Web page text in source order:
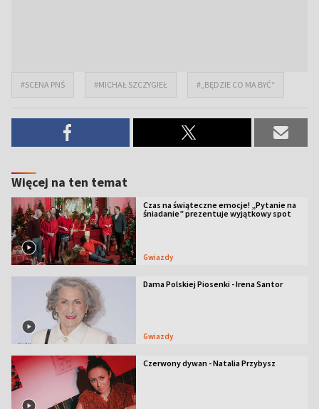
#SCENA PNŚ #MICHAŁ SZCZYGIEŁ #„BĘDZIE CO MA BYĆ“
Więcej na ten temat
Czas na świąteczne emocje! „Pytanie na
śniadanie” prezentuje wyjątkowy spot
Gwiazdy
Dama Polskiej Piosenki - Irena Santor
Gwiazdy
Czerwony dywan - Natalia Przybysz